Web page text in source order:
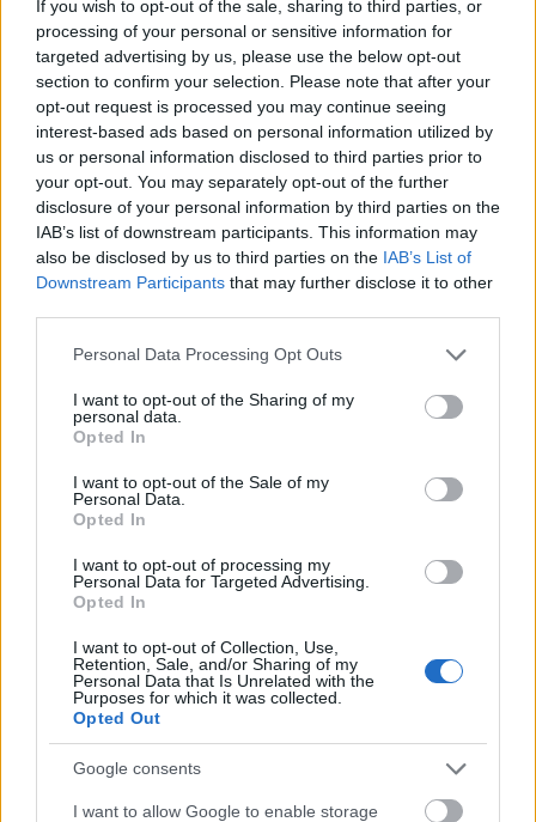
If you wish to opt-out of the sale, sharing to third parties, or
processing of your personal or sensitive information for
targeted advertising by us, please use the below opt-out
section to confirm your selection. Please note that after your
opt-out request is processed you may continue seeing
interest-based ads based on personal information utilized by
us or personal information disclosed to third parties prior to
your opt-out. You may separately opt-out of the further
disclosure of your personal information by third parties on the
IAB’s list of downstream participants. This information may
also be disclosed by us to third parties on the IAB’s List of
Downstream Participants that may further disclose it to other
Please note that this website/app uses one or more Google
not limited to your visit or usage behaviour. You may click to
grant or deny consent to Google and its third-party tags to
use your data for below specified purposes in below Google
consent section.
Personal Data Processing Opt Outs
I want to opt-out of the Sharing of my
personal data.
Opted In
I want to opt-out of the Sale of my
Personal Data.
Opted In
I want to opt-out of processing my
Personal Data for Targeted Advertising.
Opted In
I want to opt-out of Collection, Use,
Retention, Sale, and/or Sharing of my
Personal Data that Is Unrelated with the
Purposes for which it was collected.
Opted Out
Google consents
I want to allow Google to enable storage
corrette esistessero nell'ambiente di test, nella mia
sandbox di sviluppo avevo solo i dati Contoso
predefiniti di Microsoft, quindi le dimensioni
necessarie non erano disponibili.
Quando ho iniziato a crearli, ho scoperto che in
Dynamics 365 FO è possibile farlo solo quando
l'ambiente è in "modalità manutenzione". Secondo
la documentazione, è possibile impostare
l'ambiente in questa modalità da Lifecycle Services
(LCS), ma non ho trovato questa opzione disponibile.
o di test non critico è in realtà quello di eseguire un
semplice aggiornamento direttamente sul server
SQL, in particolare nel database AxDB.
esegui questa query:
[SQLSYSTEMVARIABLES]
WHERE PARM = 'CONFIGURATIONMODE';
attualmente abilitata.
Se VALUE è 1, la modalità di manutenzione è
attualmente abilitata.
Quindi, per abilitare la modalità di manutenzione,
esegui questo: